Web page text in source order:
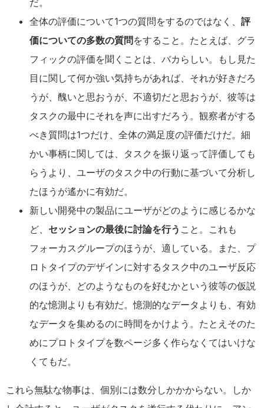
だ。
全体の評価について1つの質問をするのではなく、 評
価についての多数の質問 をすること。たとえば、グラ
フィックの評価を聞くことは、バカらしい。もし見た
目に関して何か強い気持ちがあれば、それが好きだろ
うが、醜いと思おうが、不適切だと思おうが、彼等は
タスクの最中にそれを声に出すだろう。観察者がする
べき質問は1つだけ、全体の満足度の評価だけだ。細
かい事柄に関しては、タスクを振り返って評価しても
らうより、ユーザのタスク中の行動に基づいて分析し
たほうが遙かに有効だ。
新しい開発中の製品にユーザがどのように感じるかな
ど、 セッションの最後に討論を行う こと。これも
フォーカスグループのほうが、適している。また、プ
ロトタイプのデザインに対するタスク中のユーザ反応
のほうが、どのようなものを好むかという彼等の仮説
的な憶測よりも有効だ。憶測的なデータよりも、有効
なデータを集めるのに時間をかけよう。たとえそのた
めにプロトタイプを数ページ多く作らなくてはいけな
くてもだ。
これら無駄な物事は、個別には数分しかかからない。しか